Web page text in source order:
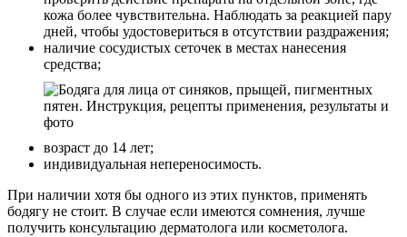
кожа более чувствительна. Наблюдать за реакцией пару
дней, чтобы удостовериться в отсутствии раздражения;
наличие сосудистых сеточек в местах нанесения
средства;
возраст до 14 лет;
индивидуальная непереносимость.
При наличии хотя бы одного из этих пунктов, применять
бодягу не стоит. В случае если имеются сомнения, лучше
получить консультацию дерматолога или косметолога.